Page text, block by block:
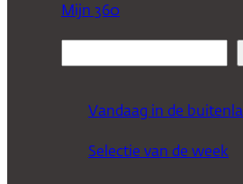
Mijn 360
Vandaag in de
Selectie van de week